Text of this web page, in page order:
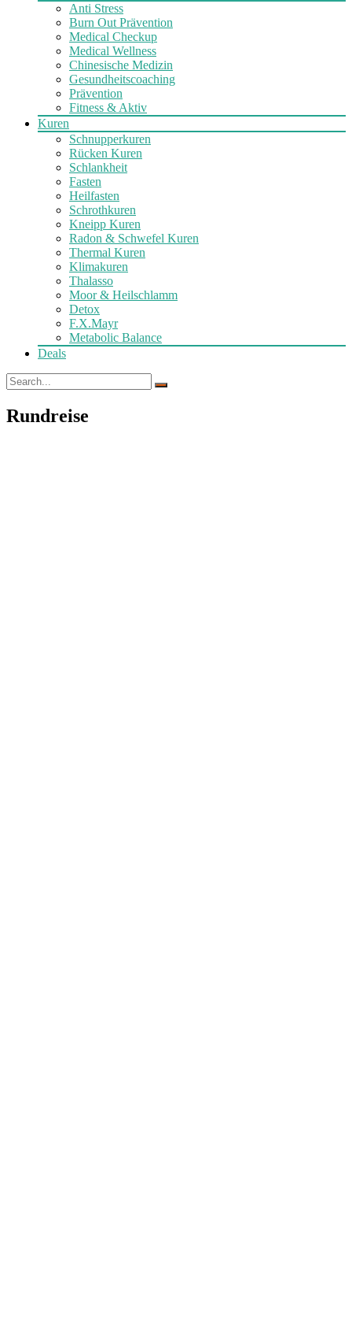
Anti Stress
Burn Out Prävention
Medical Checkup
Medical Wellness
Chinesische Medizin
Gesundheitscoaching
Prävention
Fitness & Aktiv
Kuren
Schnupperkuren
Rücken Kuren
Schlankheit
Fasten
Heilfasten
Schrothkuren
Kneipp Kuren
Radon & Schwefel Kuren
Thermal Kuren
Klimakuren
Thalasso
Moor & Heilschlamm
Detox
F.X.Mayr
Metabolic Balance
Deals
Rundreise